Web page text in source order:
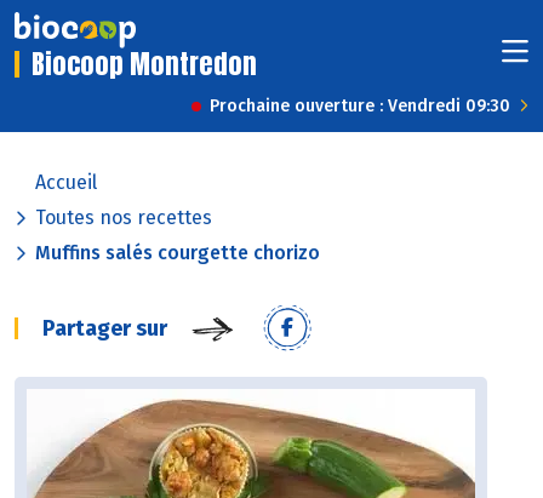
Biocoop Montredon
Prochaine ouverture : Vendredi 09:30
Accueil
Toutes nos recettes
Muffins salés courgette chorizo
Partager sur